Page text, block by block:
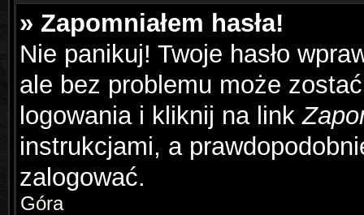
» Zapomniałem hasła!
Nie panikuj! Twoje hasło
ale bez problemu może
logowania i kliknij na link
instrukcjami, a
zalogować.
Góra